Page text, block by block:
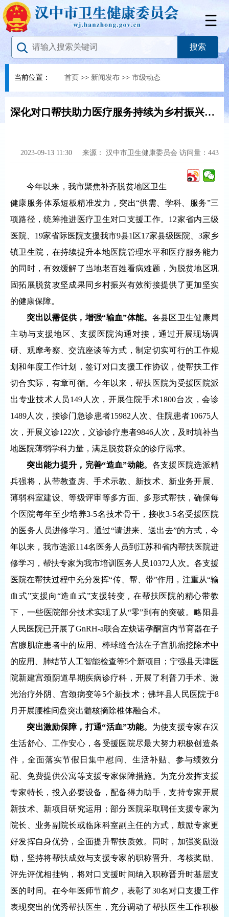
当前位置： 首页 >> 新闻发布 >> 市级动态
深化对口帮扶助力医疗服务持续为乡村振兴提供坚实健康保障
2023-09-13 11:30 来源： 汉中市卫生健康委员会 访问量： 443
今年以来，我市聚焦补齐脱贫地区卫生
健康服务体系短板精准发力，突出“供需、学科、服务”三
项路径，统筹推进医疗卫生对口支援工作。12家省内三级
医院、19家省际医院支援我市9县1区17家县级医院、3家乡
镇卫生院，在持续提升本地医院管理水平和医疗服务能力
的同时，有效缓解了当地老百姓看病难题，为脱贫地区巩
固拓展脱贫攻坚成果同乡村振兴有效衔接提供了更加坚实
的健康保障。
突出以需促供，增强“输血”体能。 各县区卫生健康局
主动与支援地区、支援医院沟通对接，通过开展现场调
研、观摩考察、交流座谈等方式，制定切实可行的工作规
划和年度工作计划，签订对口支援工作协议，使帮扶工作
切合实际，有章可循。今年以来，帮扶医院为受援医院派
出专业技术人员149人次，开展住院手术1800台次，会诊
1489人次，接诊门急诊患者15982人次、住院患者10675人
次，开展义诊122次，义诊诊疗患者9846人次，及时填补当
地医院薄弱学科力量，满足脱贫群众的诊疗需求。
突出能力提升，完善“造血”动能。 各支援医院选派精
兵强将，从带教查房、手术示教、新技术、新业务开展、
薄弱科室建设、等级评审等多方面、多形式帮扶，确保每
个医院每年至少培养3-5名技术骨干，接收3-5名受援医院
的医务人员进修学习。通过“请进来、送出去”的方式，今
年以来，我市选派114名医务人员到江苏和省内帮扶医院进
修学习，帮扶专家为我市培训医务人员10372人次。各支援
医院在帮扶过程中充分发挥“传、帮、带”作用，注重从“输
血式”支援向“造血式”支援转变，在帮扶医院的精心带教
下，一些医院部分技术实现了从“零”到有的突破。略阳县
人民医院已开展了GnRH-a联合左炔诺孕酮宫内节育器在子
宫腺肌症患者中的应用、棒球缝合法在子宫肌瘤挖除术中
的应用、肺结节人工智能检查等5个新项目；宁强县天津医
院新建宫颈阴道早期疾病诊疗科，开展了利普刀手术、激
光治疗外阴、宫颈病变等5个新技术；佛坪县人民医院于8
月开展腰椎间盘突出髓核摘除椎体融合术。
突出激励保障，打通“活血”功能。 为使支援专家在汉
生活舒心、工作安心，各受援医院尽最大努力积极创造条
件，全面落实节假日集中慰问、生活补贴、参与绩效分
配、免费提供公寓等支援专家保障措施。为充分发挥支援
专家特长，投入必要设备，配备得力助手，支持专家开展
新技术、新项目研究运用；部分医院采取聘任支援专家为
院长、业务副院长或临床科室副主任的方式，鼓励专家更
好发挥自身优势，全面提升帮扶质效。同时，加强奖励激
励，坚持将帮扶成效与支援专家的职称晋升、考核奖励、
评先评优相挂钩，将对口支援时间纳入职称晋升时基层支
医的时间。在今年医师节前夕，表彰了30名对口支援工作
表现突出的优秀帮扶医生，充分调动了帮扶医生工作积极